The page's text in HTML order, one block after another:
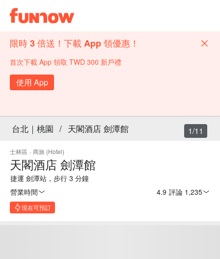
限時 3 倍送！下載 App 領優惠！
首次下載 App 領取 TWD 300 新戶禮
使用 App
台北｜桃園 / 天閣酒店 劍潭館
士林區 · 商旅 (Hotel)
天閣酒店 劍潭館
捷運 劍潭站，步行 3 分鐘
營業時間
4.9 評論 1,235
現在可預訂
1/11